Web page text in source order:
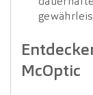
McOptic